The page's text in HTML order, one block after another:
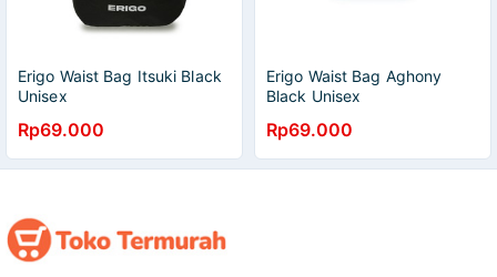
Erigo Waist Bag Itsuki Black
Unisex
Rp69.000
Erigo Waist Bag Aghony
Black Unisex
Rp69.000